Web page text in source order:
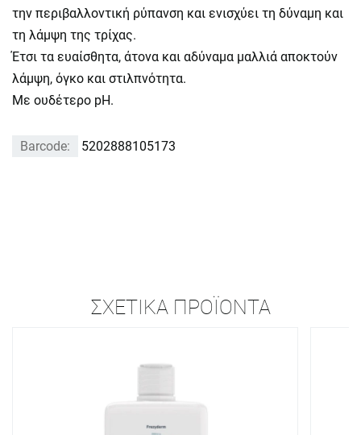
την περιβαλλοντική ρύπανση και ενισχύει τη δύναμη και
τη λάμψη της τρίχας.
Έτσι τα ευαίσθητα, άτονα και αδύναμα μαλλιά αποκτούν
λάμψη, όγκο και στιλπνότητα.
Με ουδέτερο pH.
Barcode: 5202888105173
ΣΧΕΤΙΚΆ ΠΡΟΪΌΝΤΑ